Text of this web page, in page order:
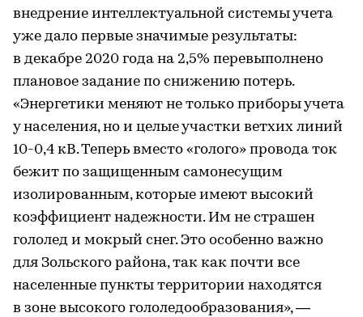
внедрение интеллектуальной системы учета
уже дало первые значимые результаты:
в декабре 2020 года на 2,5% перевыполнено
плановое задание по снижению потерь.
«Энергетики меняют не только приборы учета
у населения, но и целые участки ветхих линий
10-0,4 кВ. Теперь вместо «голого» провода ток
бежит по защищенным самонесущим
изолированным, которые имеют высокий
коэффициент надежности. Им не страшен
гололед и мокрый снег. Это особенно важно
для Зольского района, так как почти все
населенные пункты территории находятся
в зоне высокого гололедообразования», —